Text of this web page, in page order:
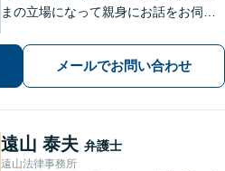
まの立場になって親身にお話をお伺い
にしておりますので、ささいなお悩み
でも遠慮なくお聞かせください。【電
話・WEB面談可】
メールでお問い合わせ
遠山 泰夫 弁護士
遠山法律事務所